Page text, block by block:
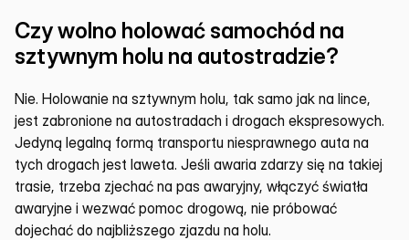
Czy wolno holować samochód na
sztywnym holu na autostradzie?
Nie. Holowanie na sztywnym holu, tak samo jak na lince,
jest zabronione na autostradach i drogach ekspresowych.
Jedyną legalną formą transportu niesprawnego auta na
tych drogach jest laweta. Jeśli awaria zdarzy się na takiej
trasie, trzeba zjechać na pas awaryjny, włączyć światła
awaryjne i wezwać pomoc drogową, nie próbować
dojechać do najbliższego zjazdu na holu.